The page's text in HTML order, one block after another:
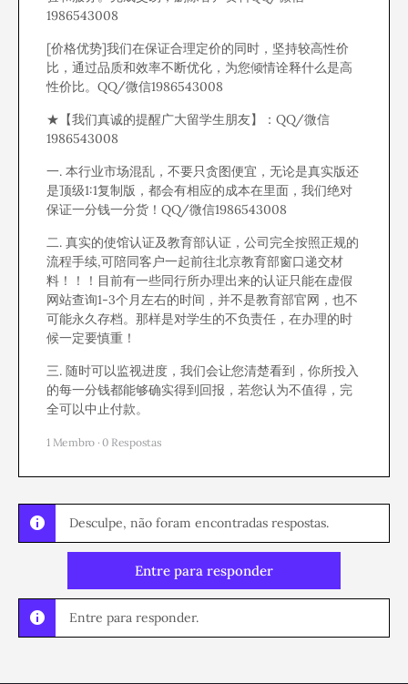
1986543008
[价格优势]我们在保证合理定价的同时，坚持较高性价
比，通过品质和效率不断优化，为您倾情诠释什么是高
性价比。QQ/微信1986543008
★【我们真诚的提醒广大留学生朋友】：QQ/微信
1986543008
一. 本行业市场混乱，不要只贪图便宜，无论是真实版还
是顶级1:1复制版，都会有相应的成本在里面，我们绝对
保证一分钱一分货！QQ/微信1986543008
二. 真实的使馆认证及教育部认证，公司完全按照正规的
流程手续,可陪同客户一起前往北京教育部窗口递交材
料！！！目前有一些同行所办理出来的认证只能在虚假
网站查询1-3个月左右的时间，并不是教育部官网，也不
可能永久存档。那样是对学生的不负责任，在办理的时
候一定要慎重！
三. 随时可以监视进度，我们会让您清楚看到，你所投入
的每一分钱都能够确实得到回报，若您认为不值得，完
全可以中止付款。
1 Membro · 0 Respostas
Desculpe, não foram encontradas respostas.
Entre para responder
Entre para responder.